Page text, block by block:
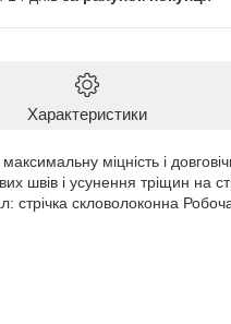
Характеристики
міцність і
швів і усунення тріщин на
скловолоконна